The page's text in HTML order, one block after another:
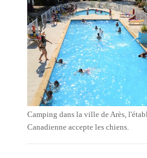
Camping dans la ville de Arès,
Canadienne accepte les chiens.